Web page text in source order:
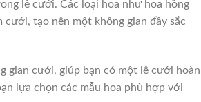
lễ cưới. Các loại hoa như hoa hồng
tạo nên một không gian đầy sắc
gian cưới, giúp bạn có một lễ cưới hoàn
lựa chọn các mẫu hoa phù hợp với